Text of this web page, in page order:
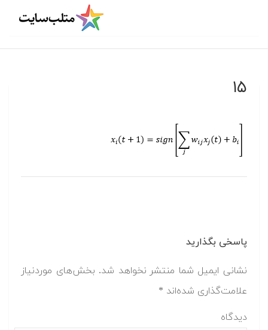
۱۵
پاسخی بگذارید
نشانی ایمیل شما منتشر نخواهد شد. بخش‌های موردنیاز
علامت‌گذاری شده‌اند *
دیدگاه